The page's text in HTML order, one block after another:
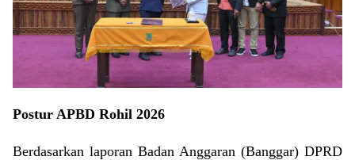
Postur APBD Rohil 2026
Berdasarkan laporan Badan Anggaran (Banggar) DPRD